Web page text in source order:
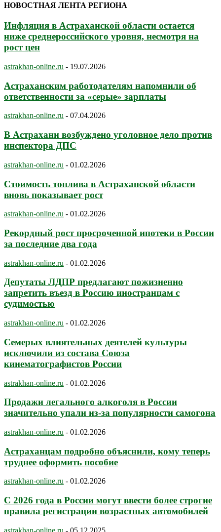
НОВОСТНАЯ ЛЕНТА РЕГИОНА
Инфляция в Астраханской области остается
ниже среднероссийского уровня, несмотря на
рост цен
astrakhan-online.ru - 19.07.2026
Астраханским работодателям напомнили об
ответственности за «серые» зарплаты
astrakhan-online.ru - 07.04.2026
В Астрахани возбуждено уголовное дело против
инспектора ДПС
astrakhan-online.ru - 01.02.2026
Стоимость топлива в Астраханской области
вновь показывает рост
astrakhan-online.ru - 01.02.2026
Рекордный рост просроченной ипотеки в России
за последние два года
astrakhan-online.ru - 01.02.2026
Депутаты ЛДПР предлагают пожизненно
запретить въезд в Россию иностранцам с
судимостью
astrakhan-online.ru - 01.02.2026
Семерых влиятельных деятелей культуры
исключили из состава Союза
кинематографистов России
astrakhan-online.ru - 01.02.2026
Продажи легального алкоголя в России
значительно упали из-за популярности самогона
astrakhan-online.ru - 01.02.2026
Астраханцам подробно объяснили, кому теперь
труднее оформить пособие
astrakhan-online.ru - 01.02.2026
С 2026 года в России могут ввести более строгие
правила регистрации возрастных автомобилей
astrakhan-online.ru - 05.12.2025